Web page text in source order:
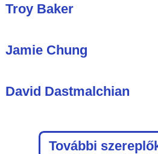
Troy Baker
Jamie Chung
David Dastmalchian
További